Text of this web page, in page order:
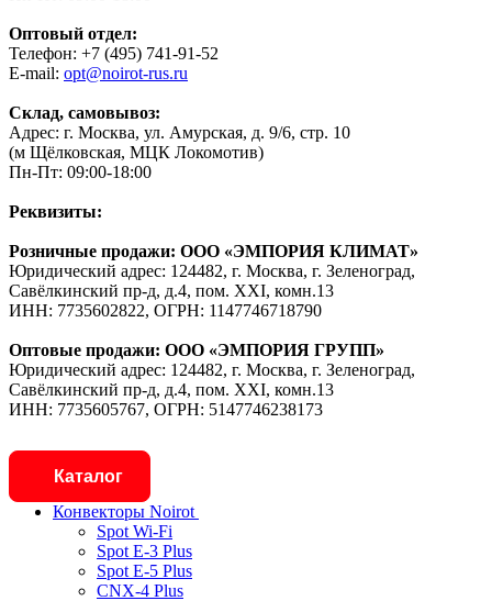
Оптовый отдел:
Телефон: +7 (495) 741-91-52
E-mail: opt@noirot-rus.ru
Склад, самовывоз:
Адрес: г. Москва, ул. Амурская, д. 9/6, стр. 10
(м Щёлковская, МЦК Локомотив)
Пн-Пт: 09:00-18:00
Реквизиты:
Розничные продажи: ООО «ЭМПОРИЯ КЛИМАТ»
Юридический адрес: 124482, г. Москва, г. Зеленоград,
Савёлкинский пр-д, д.4, пом. XXI, комн.13
ИНН: 7735602822, ОГРН: 1147746718790
Оптовые продажи: ООО «ЭМПОРИЯ ГРУПП»
Юридический адрес: 124482, г. Москва, г. Зеленоград,
Савёлкинский пр-д, д.4, пом. XXI, комн.13
ИНН: 7735605767, ОГРН: 5147746238173
Каталог
Конвекторы Noirot
Spot Wi-Fi
Spot E-3 Plus
Spot E-5 Plus
CNX-4 Plus